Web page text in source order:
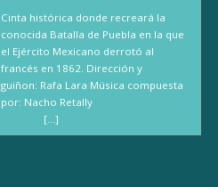
Cinta histórica donde recreará la
conocida Batalla de Puebla en la que
el Ejército Mexicano derrotó al
francés en 1862. Dirección y
guiñon: Rafa Lara Música compuesta
por: Nacho Retally
[…]